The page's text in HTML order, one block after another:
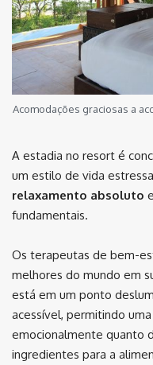
Acomodações graciosas a
A estadia no resort é
um estilo de vida
relaxamento absoluto e
fundamentais.
Os terapeutas de bem-
melhores do mundo em
está em um ponto
acessível, permitindo
emocionalmente quanto
ingredientes para a